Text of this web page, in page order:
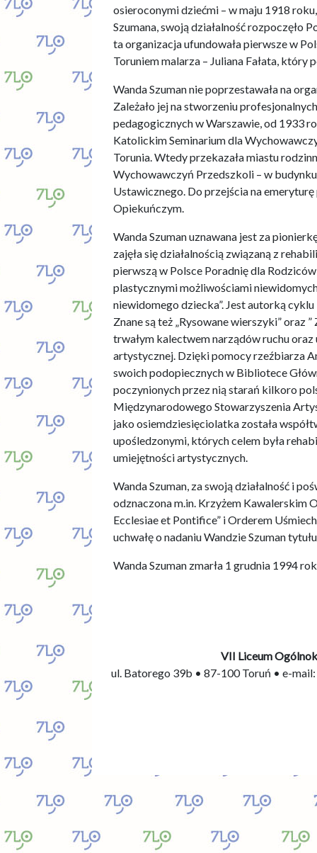
osieroconymi dziećmi – w maju 1918
Szumana, swoją działalność rozpoczęło
ta organizacja ufundowała pierwsze w
Toruniem malarza – Juliana Fałata,
Wanda Szuman nie poprzestawała na
Zależało jej na stworzeniu
pedagogicznych w Warszawie, od 1933
Katolickim Seminarium dla
Torunia. Wtedy przekazała miastu
Wychowawczyń Przedszkoli – w
Ustawicznego. Do przejścia na
Opiekuńczym.
Wanda Szuman uznawana jest za
zajęła się działalnością związaną z
pierwszą w Polsce Poradnię dla
plastycznymi możliwościami
niewidomego dziecka”. Jest autorką
Znane są też „Rysowane wierszyki” oraz
trwałym kalectwem narządów ruchu
artystycznej. Dzięki pomocy rzeźbiarza
swoich podopiecznych w Bibliotece
poczynionych przez nią starań kilkoro
Międzynarodowego Stowarzyszenia
jako osiemdziesięciolatka została
upośledzonymi, których celem była
umiejętności artystycznych.
Wanda Szuman, za swoją działalność i
odznaczona m.in. Krzyżem Kawalerskim
Ecclesiae et Pontifice” i Orderem
uchwałę o nadaniu Wandzie Szuman
Wanda Szuman zmarła 1 grudnia 1994
VII Liceum
ul. Batorego 39b • 87-100 Toruń • e-